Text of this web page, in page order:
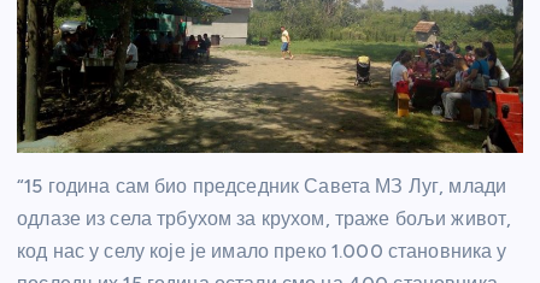
“15 година сам био председник Савета МЗ Луг, млади
одлазе из села трбухом за крухом, траже бољи живот,
код нас у селу које је имало преко 1.000 становника у